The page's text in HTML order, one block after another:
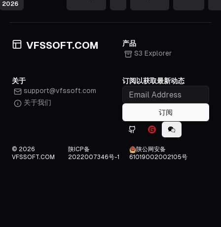
2026
VFSSOFT.COM
产品
S3 Explorer
关于
support@vfssoft.com
关于我们
订阅以获取最新动态
订阅
Github iconGitee iconWeChat icon
© 2026
VFSSOFT.COM
陕ICP备
2022007346号-1
陕公网安备
61019002002105号